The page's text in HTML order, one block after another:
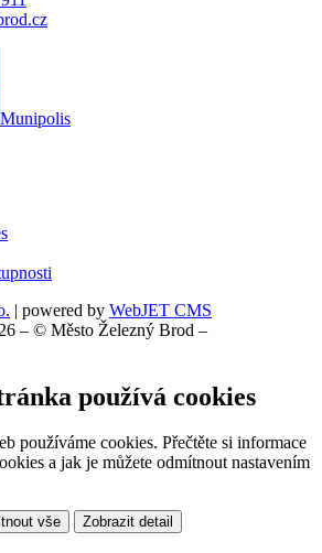
Munipolis
| powered by WebJET CMS
– © Město Železný Brod –
používá cookies
používáme cookies. Přečtěte si informace
a jak je můžete odmítnout nastavením
vše Zobrazit detail